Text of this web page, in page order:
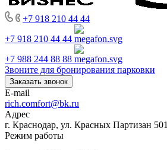
+7 918 210 44 44
+7 918 210 44 44
+7 988 244 88 88
Звоните для бронирования парковки
Заказать звонок
E-mail
rich.comfort@bk.ru
Адрес
г. Краснодар, ул. Красных Партизан 501
Режим работы